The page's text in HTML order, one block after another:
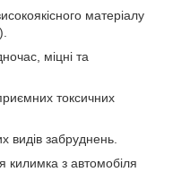
матеріалу
міцні та
токсичних
видів забруднень.
килимка з автомобіля